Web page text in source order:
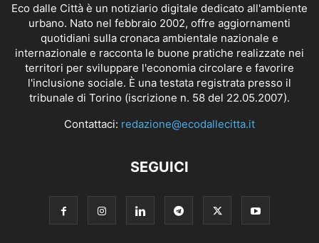
Eco dalle Città è un notiziario digitale dedicato all'ambiente
urbano. Nato nel febbraio 2002, offre aggiornamenti
quotidiani sulla cronaca ambientale nazionale e
internazionale e racconta le buone pratiche realizzate nei
territori per sviluppare l'economia circolare e favorire
l'inclusione sociale. È una testata registrata presso il
tribunale di Torino (iscrizione n. 58 del 22.05.2007).
Contattaci: redazione@ecodallecitta.it
SEGUICI